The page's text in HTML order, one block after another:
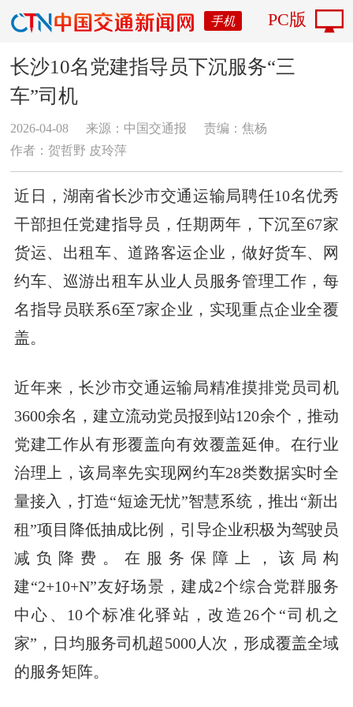
手机 PC版
长沙10名党建指导员下沉服务“三
车”司机
2026-04-08 来源：中国交通报
责编：焦杨
作者：贺哲野 皮玲萍
近日，湖南省长沙市交通运输局聘任10名优秀
干部担任党建指导员，任期两年，下沉至67家
货运、出租车、道路客运企业，做好货车、网
约车、巡游出租车从业人员服务管理工作，每
名指导员联系6至7家企业，实现重点企业全覆
盖。
近年来，长沙市交通运输局精准摸排党员司机
3600余名，建立流动党员报到站120余个，推动
党建工作从有形覆盖向有效覆盖延伸。在行业
治理上，该局率先实现网约车28类数据实时全
量接入，打造“短途无忧”智慧系统，推出“新出
租”项目降低抽成比例，引导企业积极为驾驶员
减负降费。在服务保障上，该局构
建“2+10+N”友好场景，建成2个综合党群服务
中心、10个标准化驿站，改造26个“司机之
家”，日均服务司机超5000人次，形成覆盖全域
的服务矩阵。